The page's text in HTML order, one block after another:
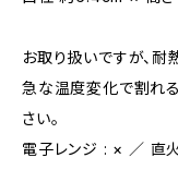
お取り扱いですが、耐
急な温度変化で割れ
さい。
電子レンジ : × ／ 直